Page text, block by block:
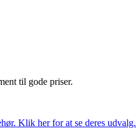
til gode priser.
Klik her for at se deres udvalg.